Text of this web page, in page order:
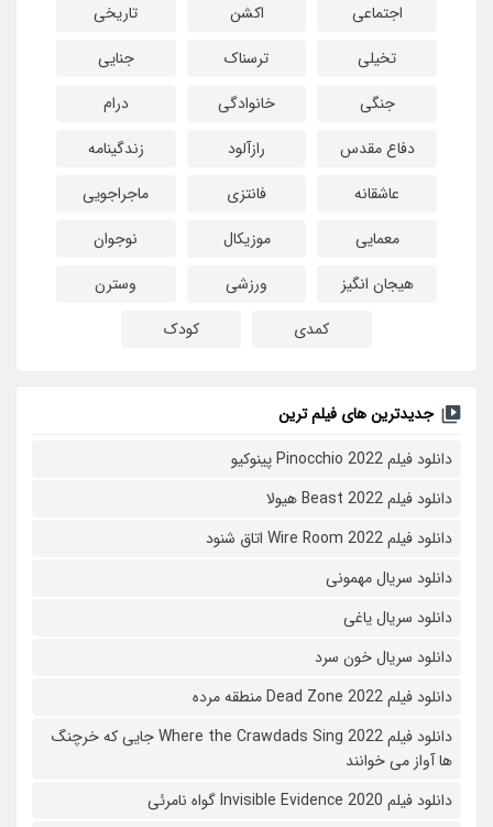
اجتماعی
اکشن
تاریخی
تخیلی
ترسناک
جنایی
جنگی
خانوادگی
درام
دفاع مقدس
رازآلود
زندگینامه
عاشقانه
فانتزی
ماجراجویی
معمایی
موزیکال
نوجوان
هیجان انگیز
ورزشی
وسترن
کمدی
کودک
جدیدترین های فیلم ترین
دانلود فیلم Pinocchio 2022 پینوکیو
دانلود فیلم Beast 2022 هیولا
دانلود فیلم Wire Room 2022 اتاق شنود
دانلود سریال مهمونی
دانلود سریال یاغی
دانلود سریال خون سرد
دانلود فیلم 2022 Dead Zone منطقه مرده
دانلود فیلم Where the Crawdads Sing 2022 جایی که خرچنگ
ها آواز می خوانند
دانلود فیلم 2020 Invisible Evidence گواه نامرئی